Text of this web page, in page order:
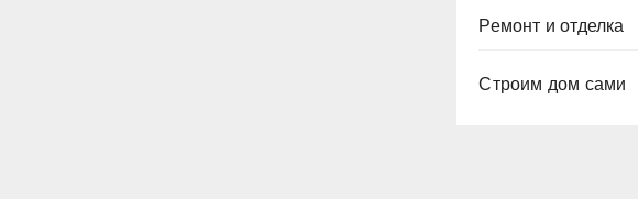
Ремонт и отделка
Строим дом сами